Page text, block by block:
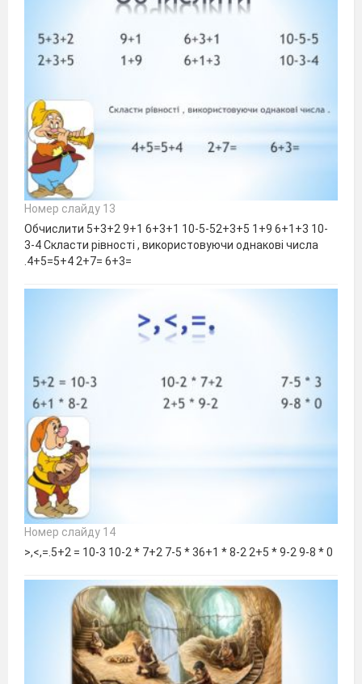
Номер слайду 13
Обчислити 5+3+2 9+1 6+3+1 10-5-52+3+5 1+9 6+1+3 10-
3-4 Скласти рівності , використовуючи однакові числа
.4+5=5+4 2+7= 6+3=
Номер слайду 14
>,<,=.5+2 = 10-3 10-2 * 7+2 7-5 * 36+1 * 8-2 2+5 * 9-2 9-8 * 0